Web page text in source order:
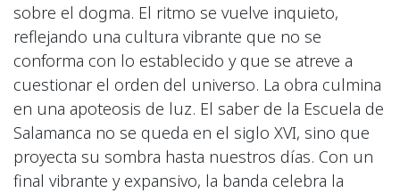
sobre el dogma. El ritmo se vuelve inquieto,
reflejando una cultura vibrante que no se
conforma con lo establecido y que se atreve a
cuestionar el orden del universo. La obra culmina
en una apoteosis de luz. El saber de la Escuela de
Salamanca no se queda en el siglo XVI, sino que
proyecta su sombra hasta nuestros días. Con un
final vibrante y expansivo, la banda celebra la